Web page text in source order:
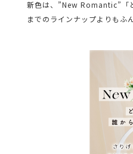
新色は、”New Romantic”「
までのラインナップよりもふ